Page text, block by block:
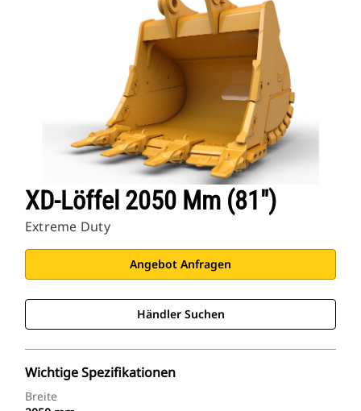
XD-Löffel 2050 Mm (81")
Extreme Duty
Angebot Anfragen
Händler Suchen
Wichtige Spezifikationen
Breite